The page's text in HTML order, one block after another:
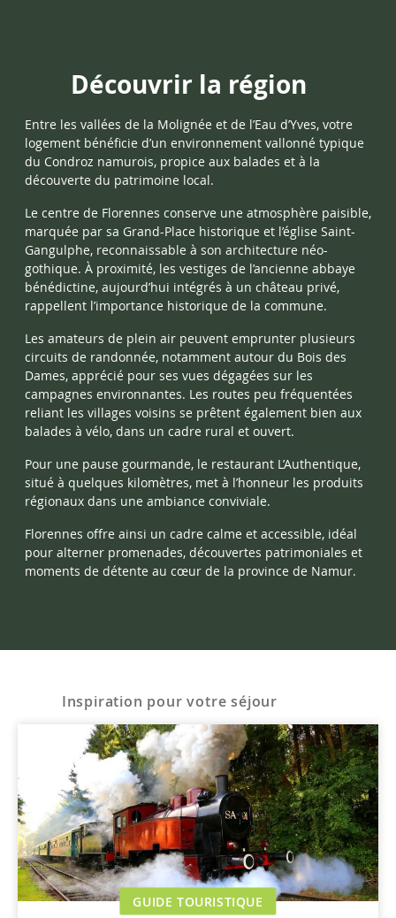
Découvrir la région
Entre les vallées de la Molignée et de l’Eau d’Yves, votre
logement bénéficie d’un environnement vallonné typique
du Condroz namurois, propice aux balades et à la
découverte du patrimoine local.
Le centre de Florennes conserve une atmosphère paisible,
marquée par sa Grand-Place historique et l’église Saint-
Gangulphe, reconnaissable à son architecture néo-
gothique. À proximité, les vestiges de l’ancienne abbaye
bénédictine, aujourd’hui intégrés à un château privé,
rappellent l’importance historique de la commune.
Les amateurs de plein air peuvent emprunter plusieurs
circuits de randonnée, notamment autour du Bois des
Dames, apprécié pour ses vues dégagées sur les
campagnes environnantes. Les routes peu fréquentées
reliant les villages voisins se prêtent également bien aux
balades à vélo, dans un cadre rural et ouvert.
Pour une pause gourmande, le restaurant L’Authentique,
situé à quelques kilomètres, met à l’honneur les produits
régionaux dans une ambiance conviviale.
Florennes offre ainsi un cadre calme et accessible, idéal
pour alterner promenades, découvertes patrimoniales et
moments de détente au cœur de la province de Namur.
Inspiration pour votre séjour
GUIDE TOURISTIQUE